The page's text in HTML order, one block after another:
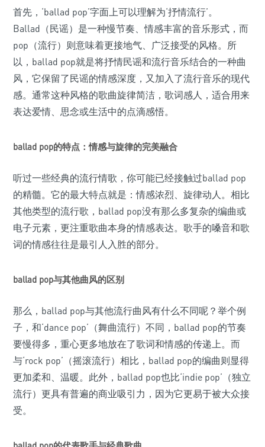
首先，‘ballad pop’字面上可以理解为‘抒情流行’。
Ballad（民谣）是一种慢节奏、情感丰富的音乐形式，而
pop（流行）则意味着更接地气、广泛接受的风格。所
以，ballad pop就是将抒情民谣和流行音乐结合的一种曲
风，它保留了民谣的情感深度，又加入了流行音乐的现代
感。通常这种风格的歌曲旋律简洁，歌词感人，适合用来
表达爱情、思念或生活中的点滴感悟。
ballad pop的特点：情感与旋律的完美融合
听过一些经典的流行情歌，你可能已经接触过ballad pop
的精髓。它的最大特点就是：情感浓烈、旋律动人。相比
其他类型的流行歌，ballad pop没有那么多复杂的编曲或
电子元素，更注重歌曲本身的情感表达。歌手的嗓音和歌
词的情感往往是最引人入胜的部分。
ballad pop与其他曲风的区别
那么，ballad pop与其他流行曲风有什么不同呢？举个例
子，和‘dance pop’（舞曲流行）不同，ballad pop的节奏
要慢得多，重心更多地放在了歌词和情感的传递上。而
与‘rock pop’（摇滚流行）相比，ballad pop的编曲则显得
更加柔和、温暖。此外，ballad pop也比‘indie pop’（独立
流行）更具有普遍的商业吸引力，因为它更易于被大众接
受。